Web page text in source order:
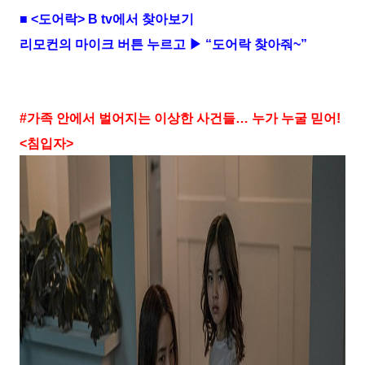
■ <도어락> B tv에서 찾아보기
리모컨의 마이크 버튼 누르고 ▶ “도어락 찾아줘~”
#가족 안에서 벌어지는 이상한 사건들… 누가 누굴 믿어 !
<침입자>